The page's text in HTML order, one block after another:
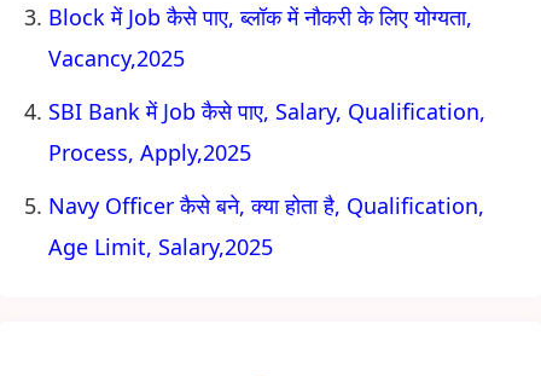
Block में Job कैसे पाए, ब्लॉक में नौकरी के लिए योग्यता,
Vacancy,2025
SBI Bank में Job कैसे पाए, Salary, Qualification,
Process, Apply,2025
Navy Officer कैसे बने, क्या होता है, Qualification,
Age Limit, Salary,2025